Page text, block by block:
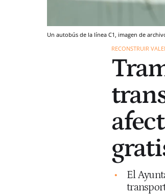
Un autobús de la línea C1, imagen de
RECONSTRUIR
El